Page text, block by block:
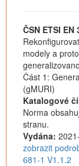
ČSN ETSI EN
modely a
Část 1:
(gMURI)
Katalogové
Norma
stranu.
Vydána:
zobrazit
681-1 V1.1.2